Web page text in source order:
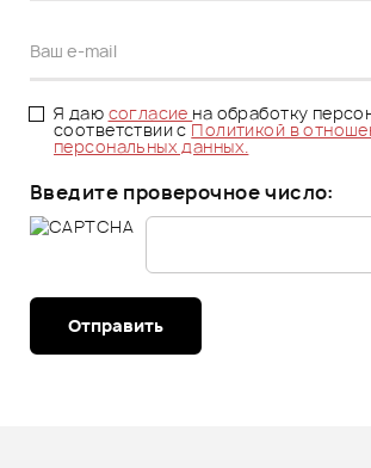
Я даю согласие на обработку
соответствии сПолитикой в
персональных данных.
Введите проверочное число:
Отправить